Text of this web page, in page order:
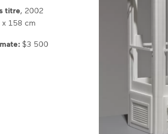
titre, 2002
x 158 cm
$3 500